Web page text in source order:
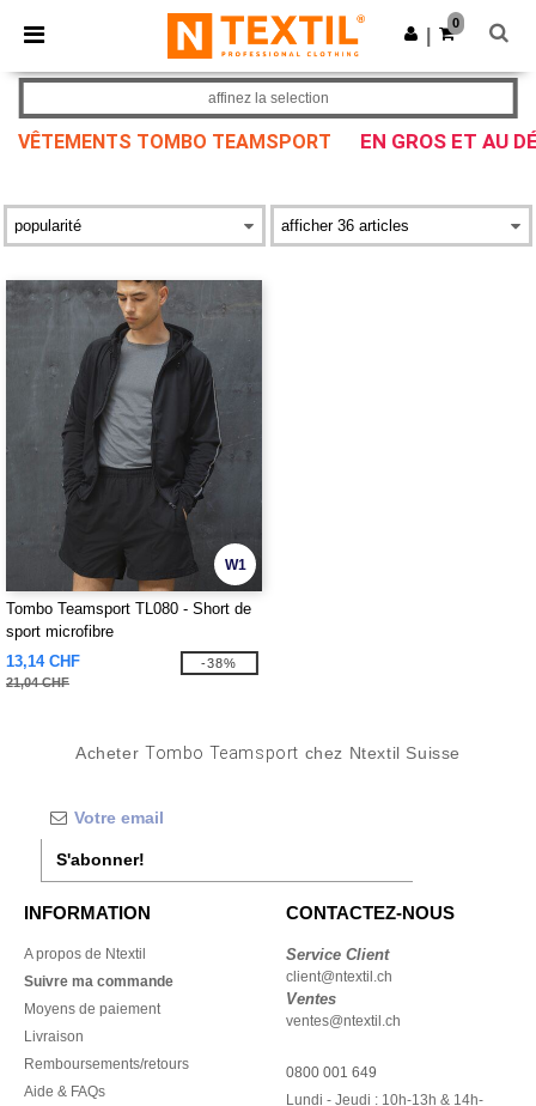
× Appli Ntextil
Meilleurs prix sur l’app !
Obtenir l'appli
0
VÊTEMENTS TOMBO TEAMSPORT EN GROS ET AU
affinez la selection
W1
Tombo Teamsport TL080 - Short de
sport microfibre
13,14 CHF
21,04 CHF
-38%
Acheter Tombo Teamsport chez Ntextil Suisse
S'abonner!
INFORMATION
A propos de Ntextil
Suivre ma commande
Moyens de paiement
Livraison
Remboursements/retours
Aide & FAQs
CONTACTEZ-NOUS
Service Client
client@ntextil.ch
Ventes
ventes@ntextil.ch
0800 001 649
Lundi - Jeudi : 10h-13h & 14h-